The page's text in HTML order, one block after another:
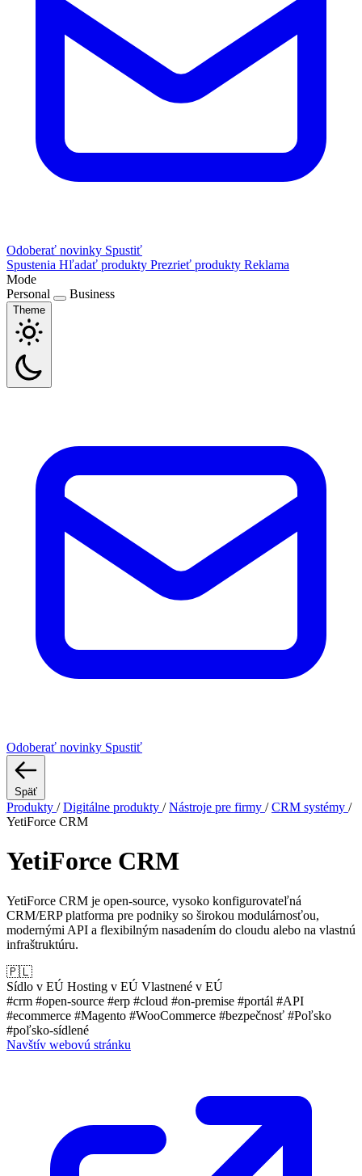
Odoberať novinky Spustiť
Spustenia Hľadať produkty Prezrieť produkty Reklama
Mode
Personal
Business
Theme
Odoberať novinky Spustiť
Späť
Produkty / Digitálne produkty / Nástroje pre firmy / CRM systémy /
YetiForce CRM
YetiForce CRM
YetiForce CRM je open-source, vysoko konfigurovateľná
CRM/ERP platforma pre podniky so širokou modulárnosťou,
modernými API a flexibilným nasadením do cloudu alebo na vlastnú
infraštruktúru.
🇵🇱
Sídlo v EÚ Hosting v EÚ Vlastnené v EÚ
#crm #open-source #erp #cloud #on-premise #portál #API
#ecommerce #Magento #WooCommerce #bezpečnosť #Poľsko
#poľsko-sídlené
Navštív webovú stránku